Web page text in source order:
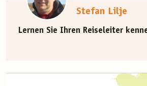
Stefan Lilje
Lernen Sie Ihren Reiseleiter